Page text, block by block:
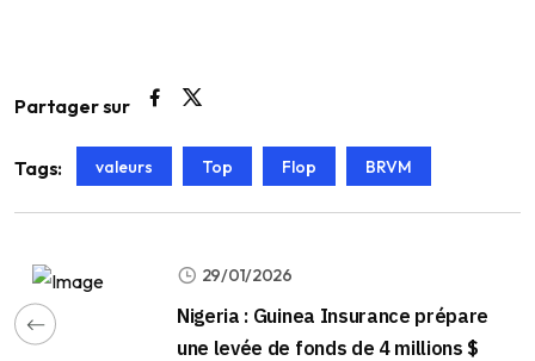
Partager sur
Tags: valeurs Top Flop BRVM
29/01/2026
Nigeria : Guinea Insurance prépare
une levée de fonds de 4 millions $